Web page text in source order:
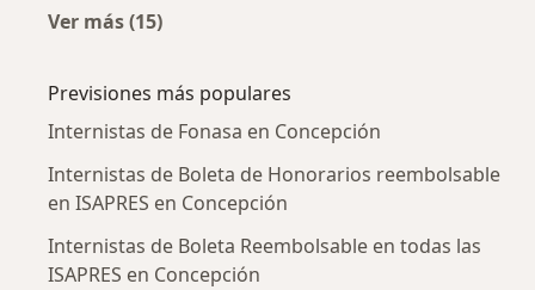
Ver más (15)
Previsiones más populares
Internistas de Fonasa en Concepción
Internistas de Boleta de Honorarios reembolsable
en ISAPRES en Concepción
Internistas de Boleta Reembolsable en todas las
ISAPRES en Concepción